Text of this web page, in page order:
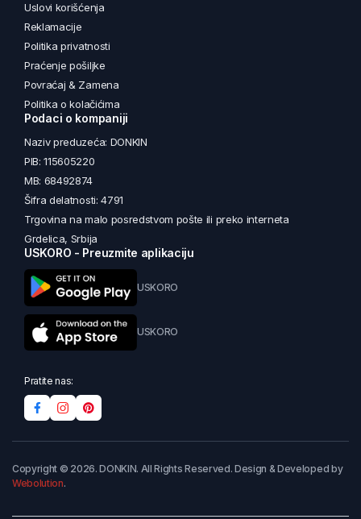
Uslovi korišćenja
Reklamacije
Politika privatnosti
Praćenje pošiljke
Povraćaj & Zamena
Politika o kolačićima
Podaci o kompaniji
Naziv preduzeća: DONKIN
PIB: 115605220
MB: 68492874
Šifra delatnosti: 4791
Trgovina na malo posredstvom pošte ili preko interneta
Grdelica, Srbija
USKORO - Preuzmite aplikaciju
USKORO
USKORO
Pratite nas:
Copyright © 2026. DONKIN. All Rights Reserved. Design & Developed by
Webolution.